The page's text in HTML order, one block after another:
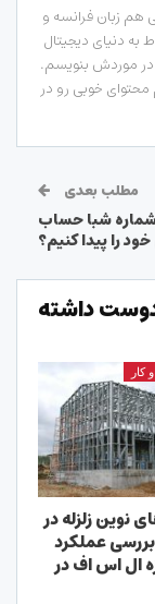
هم زبان فرانسه و
به دنیای دیجیتال
موردش بنویسم.
خوبی رو در
مطلب بعدی
شبا حساب
را پیدا کنیم؟
داشته
نوین زلزله در
عملکرد
ال اس اف در